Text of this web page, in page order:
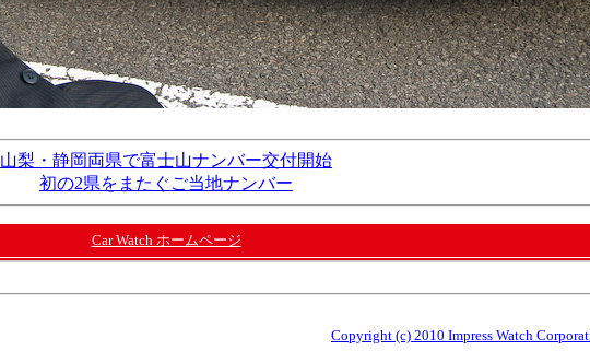
山梨・静岡両県で富士山ナンバー交付開始
初の2県をまたぐご当地ナンバー
Car Watch ホームページ
Copyright (c) 2010 Impress Watch